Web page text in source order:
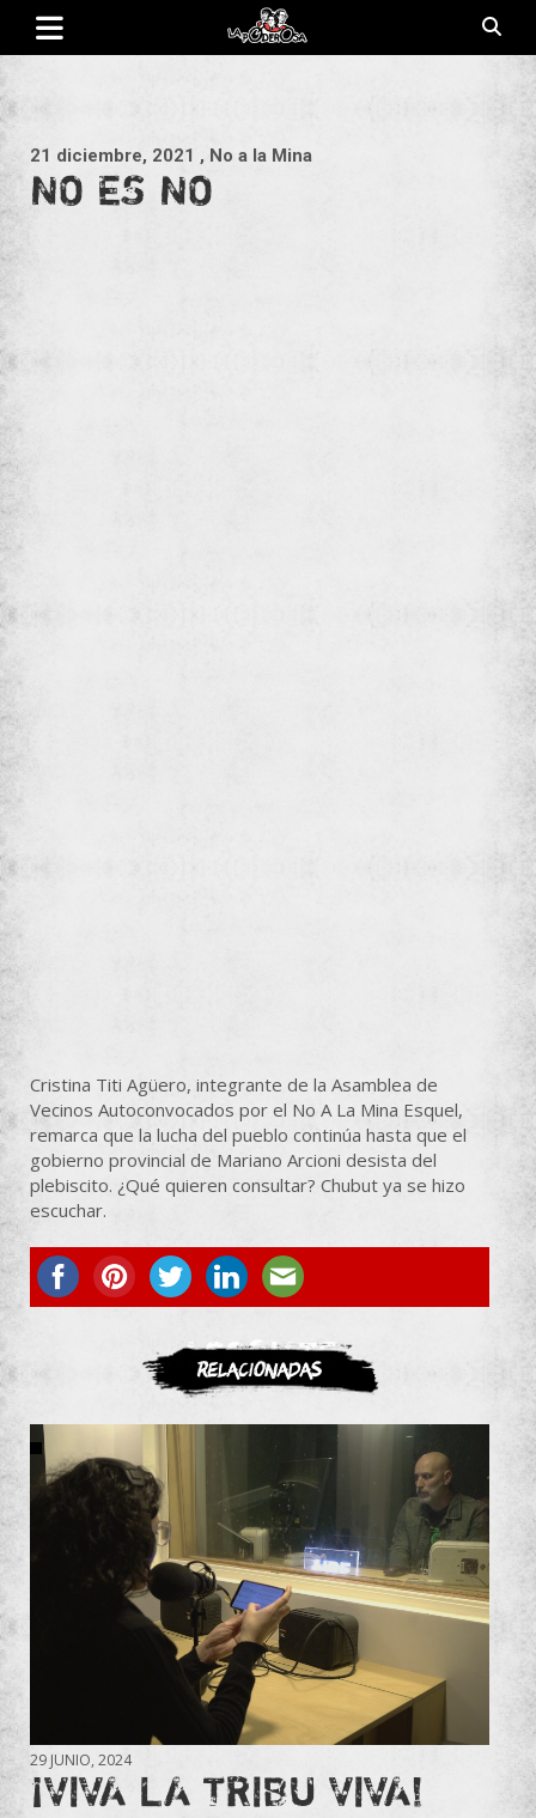
Saltar
contenido
21 diciembre, 2021 , No a la Mina
NO ES NO
Cristina Titi Agüero, integrante de la Asamblea de
Vecinos Autoconvocados por el No A La Mina Esquel,
remarca que la lucha del pueblo continúa hasta que el
gobierno provincial de Mariano Arcioni desista del
plebiscito. ¿Qué quieren consultar? Chubut ya se hizo
escuchar.
ASOCIATE
Relacionadas
29 JUNIO, 2024
¡VIVA LA TRIBU VIVA!